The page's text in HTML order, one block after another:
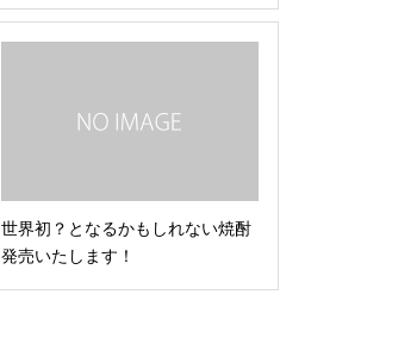
世界初？となるかもしれない焼酎
発売いたします！